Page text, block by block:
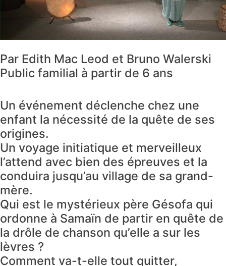
Par Edith Mac Leod et Bruno Walerski
Public familial à partir de 6 ans
Un événement déclenche chez une
enfant la nécessité de la quête de ses
origines.
Un voyage initiatique et merveilleux
l’attend avec bien des épreuves et la
conduira jusqu’au village de sa grand-
mère.
Qui est le mystérieux père Gésofa qui
ordonne à Samaïn de partir en quête de
la drôle de chanson qu’elle a sur les
lèvres ?
Comment va-t-elle tout quitter,